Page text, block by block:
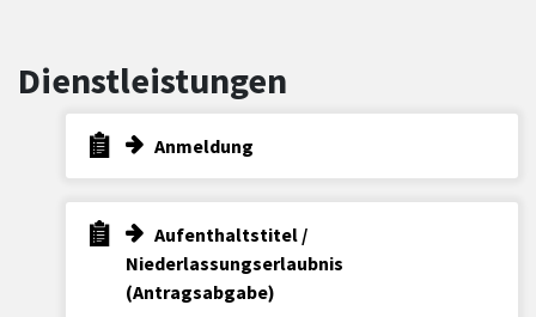
Dienstleistungen
Anmeldung
Aufenthaltstitel /
Niederlassungserlaubnis
(Antragsabgabe)